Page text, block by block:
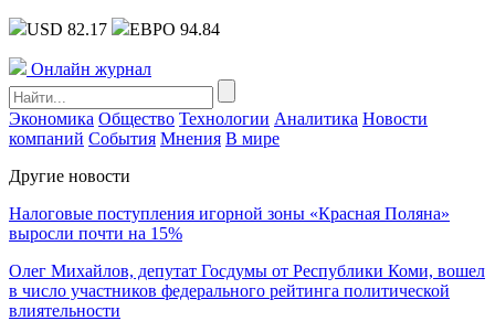
USD 82.17 ЕВРО 94.84
Онлайн журнал
Экономика Общество Технологии Аналитика Новости
компаний События Мнения В мире
Другие новости
Налоговые поступления игорной зоны «Красная Поляна»
выросли почти на 15%
Олег Михайлов, депутат Госдумы от Республики Коми, вошел
в число участников федерального рейтинга политической
влиятельности